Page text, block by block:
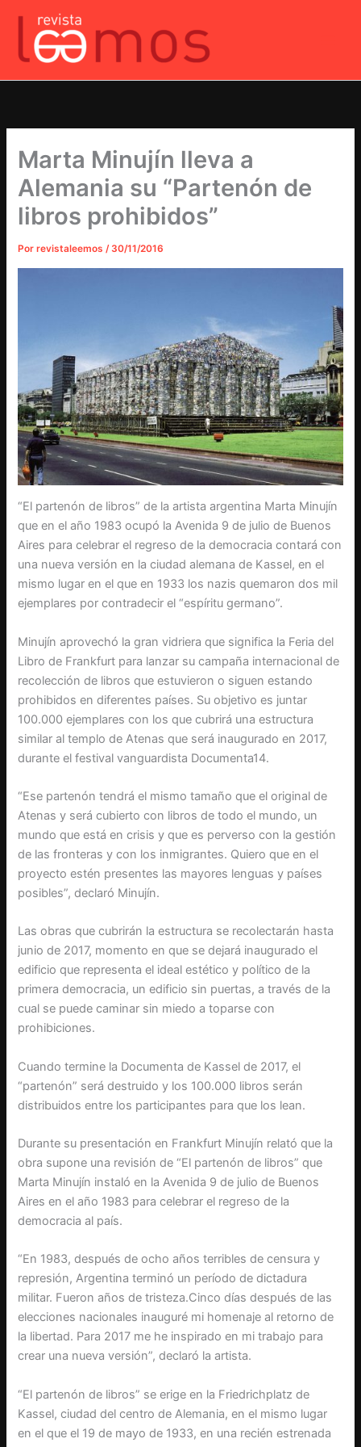
contenido
Marta Minujín lleva a
Alemania su “Partenón de
libros prohibidos”
Porrevistaleemos/ 30/11/2016
“El partenón de libros” de la artista argentina Marta Minujín
que en el año 1983 ocupó la Avenida 9 de julio de Buenos
Aires para celebrar el regreso de la democracia contará con
una nueva versión en la ciudad alemana de Kassel, en el
mismo lugar en el que en 1933 los nazis quemaron dos mil
ejemplares por contradecir el “espíritu germano”.
Minujín aprovechó la gran vidriera que significa la Feria del
Libro de Frankfurt para lanzar su campaña internacional de
recolección de libros que estuvieron o siguen estando
prohibidos en diferentes países. Su objetivo es juntar
100.000 ejemplares con los que cubrirá una estructura
similar al templo de Atenas que será inaugurado en 2017,
durante el festival vanguardista Documenta14.
“Ese partenón tendrá el mismo tamaño que el original de
Atenas y será cubierto con libros de todo el mundo, un
mundo que está en crisis y que es perverso con la gestión
de las fronteras y con los inmigrantes. Quiero que en el
proyecto estén presentes las mayores lenguas y países
posibles”, declaró Minujín.
Las obras que cubrirán la estructura se recolectarán hasta
junio de 2017, momento en que se dejará inaugurado el
edificio que representa el ideal estético y político de la
primera democracia, un edificio sin puertas, a través de la
cual se puede caminar sin miedo a toparse con
prohibiciones.
Cuando termine la Documenta de Kassel de 2017, el
“partenón” será destruido y los 100.000 libros serán
distribuidos entre los participantes para que los lean.
Durante su presentación en Frankfurt Minujín relató que la
obra supone una revisión de “El partenón de libros” que
Marta Minujín instaló en la Avenida 9 de julio de Buenos
Aires en el año 1983 para celebrar el regreso de la
democracia al país.
“En 1983, después de ocho años terribles de censura y
represión, Argentina terminó un período de dictadura
militar. Fueron años de tristeza.Cinco días después de las
elecciones nacionales inauguré mi homenaje al retorno de
la libertad. Para 2017 me he inspirado en mi trabajo para
crear una nueva versión”, declaró la artista.
“El partenón de libros” se erige en la Friedrichplatz de
Kassel, ciudad del centro de Alemania, en el mismo lugar
en el que el 19 de mayo de 1933, en una recién estrenada